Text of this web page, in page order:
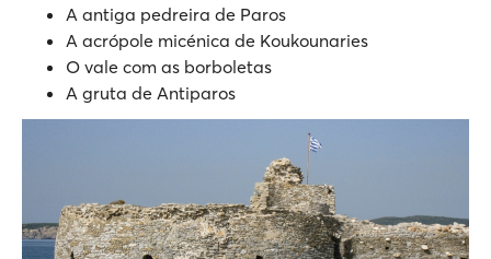
A antiga pedreira de Paros
A acrópole micénica de Koukounaries
O vale com as borboletas
A gruta de Antiparos